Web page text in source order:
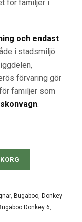
för familjer i
och endast
i stadsmiljö
förvaring gör
familjer som
.
, Bugaboo, Donkey
Donkey 6,